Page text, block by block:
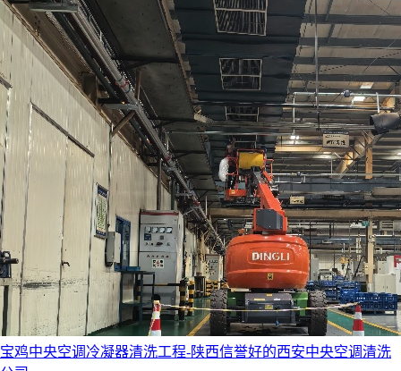
宝鸡中央空调冷凝器清洗工程-陕西信誉好的西安中央空调清洗